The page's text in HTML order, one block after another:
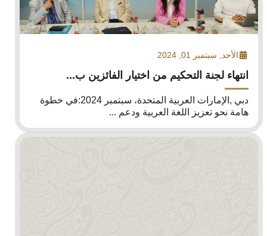
الأحد, سبتمبر 01, 2024
انتهاء لجنة التحكيم من اختيار الفائزين ب...
دبي ,الإمارات العربية المتحدة، سبتمبر 2024:في خطوة
هامة نحو تعزيز اللغة العربية ودعم ...